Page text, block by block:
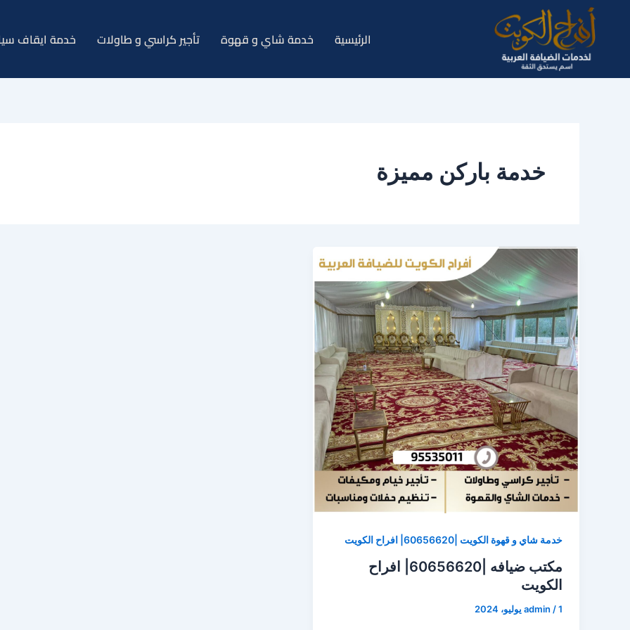
المحتوى
الرئيسية خدمة شاي و قهوة تأجير كراسي و طاولات خدمة ايقاف
خدمة باركن مميزة
خدمة شاي و قهوة الكويت |60656620| افراح الكويت
مكتب ضيافه |60656620| افراح
الكويت
admin /1 يوليو، 2024